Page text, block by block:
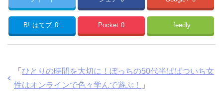
B! はてブ 0 Pocket 0 feedly
「 ひとりの時間を大切に！ぼっちの50代半ばばついち女
性はオンラインで色々学んで遊ぶ！
」